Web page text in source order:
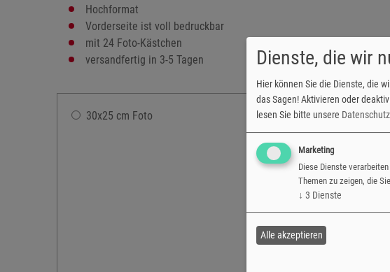
Hochformat
Vorderseite ist voll bedruckbar
mit 24 Foto-Kästchen
versandfertig in 3-5 Tagen
30x25 cm Foto €
Dienste, die wir
Hier können Sie die Dienste, die
das Sagen! Aktivieren oder
lesen Sie bitte unsere
Marketing
Diese Dienste
Themen zu zeigen, die
↓ 3 Dienste
Alle akzeptieren